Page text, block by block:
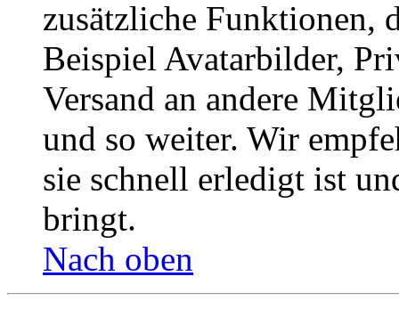
zusätzliche Funktionen,
Beispiel Avatarbilder,
Versand an andere
und so weiter. Wir
sie schnell erledigt ist
bringt.
Nach oben